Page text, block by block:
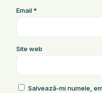
Email*
Site web
Salvează-mi numele,